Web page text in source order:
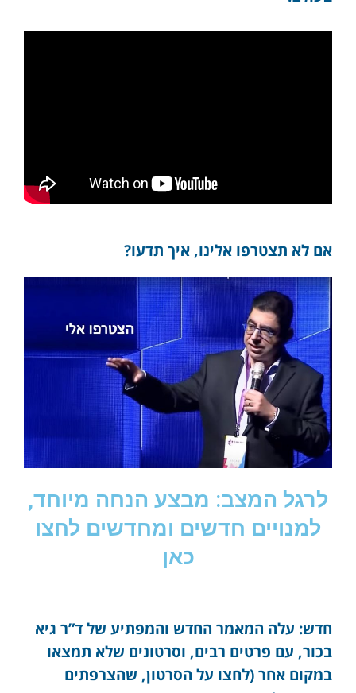
אם לא תצטרפו אלינו, איך תדעו?
לרגל המצב: מבצע הנחה מיוחד,
למנויים חדשים ומחדשים לחצו
כאן
חדש: עלה המאמר החדש והמפתיע של ד”ר גיא
בכור, עם פרטים רבים, וסרטונים שלא תמצאו
במקום אחר (לחצו על הסרטון, שהצרפתים